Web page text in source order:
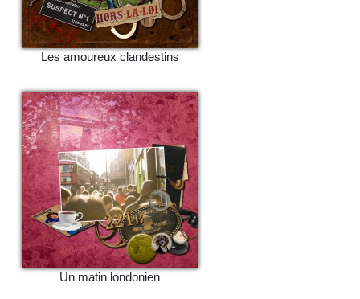
Les amoureux clandestins
Un matin londonien